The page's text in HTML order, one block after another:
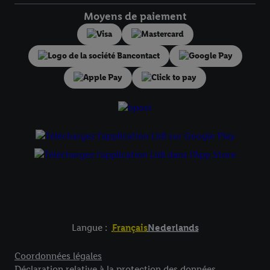
Moyens de paiement
Langue : FrançaisNederlands
Coordonnées légales
droit de révoquer votre consentement à tout moment avec effet
pour l’avenir dans notredéclaration relative à la protection des
Vous trouverez les impressions ici.